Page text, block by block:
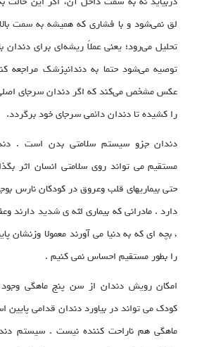
لق نمی‌شود و با فشاری که همیشه به سمت
تحلیل می‌رود؛ یعنی عملاً ریشه‌ای برای دندان
توصیه می‌شود حتما به دندانپزشک مراجعه
عکس مشخص می‌کند که اگر دندان سرجای
را کشیده تا دندان دائمی سرجای خود برگردد.
دندان جزو سیستم سلامتی بدن است .
مستقیم می تواند روی سلامتی انسان اثر
حتی بیماریهای قلب وعروق در کودکان نارس
دارد . مادرانی که بیماری لثه ی شدید دارند
، بچه ای که به دنیا می آورند معمولا وزنشان
را بطور مستقیم احساس نمی کنیم .
امکان رویش دندان از سن پنج ماهگی وجود
کودک می تواند در بیاورد دندان قدامی
ماهگی هم ناراحت کننده نیست . سیستم